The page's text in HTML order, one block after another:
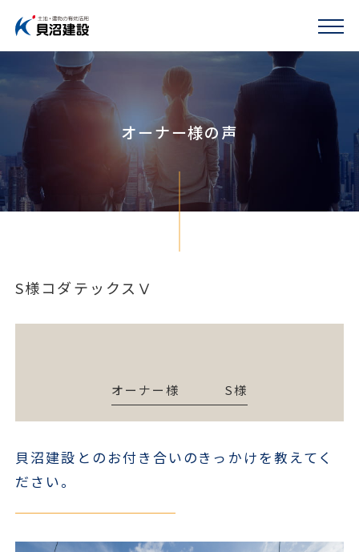
オーナー様の声
S様コダテックスⅤ
オーナー様 S様
貝沼建設とのお付き合いのきっかけを教えてく
ださい。